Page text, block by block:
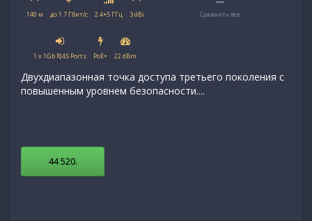
140 м до 1.7 Гбит/с 2.4+5 ГГц 3 dBi
1 x 1Gb RJ45 Ports PoE+ 22 dBm
Сравнить все
Двухдиапазонная точка доступа третьего поколения с
повышенным уровнем безопасности....
44 520.